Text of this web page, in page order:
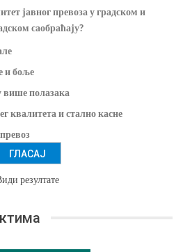
јавног превоза у градском и
саобраћају?
и боље
више полазака
квалитета и стално касне
резултате